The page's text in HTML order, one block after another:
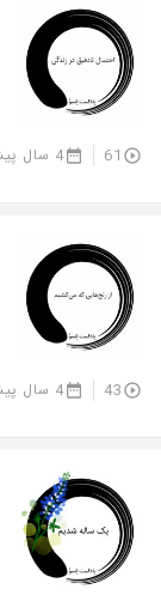
61 4 سال پیش
43 4 سال پیش